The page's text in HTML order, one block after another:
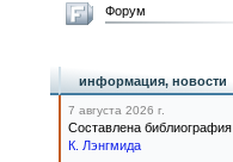
Форум
информация, новости
7 августа 2026 г.
Составлена библиография
К. Лэнгмида